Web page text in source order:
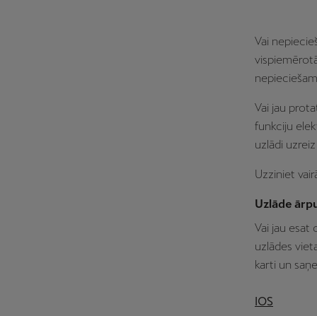
Vai
Vai jau
funkciju
uzlādi
Uzziniet
Uzlāde
Vai jau esat
uzlādes
karti un
IOS